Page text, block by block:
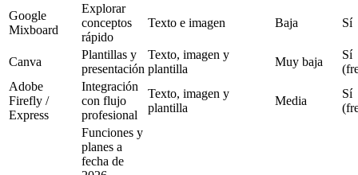
Google
Mixboard
Explorar
conceptos
rápido
Texto e imagen Baja Sí
Canva
Plantillas y
presentación
Texto, imagen y
plantilla
Muy baja
Sí
Adobe
Firefly /
Express
Integración
con flujo
profesional
Texto, imagen y
plantilla
Media
Sí
Funciones y
planes a
fecha de